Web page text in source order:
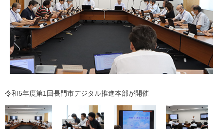
令和5年度第1回長門市デジタル推進本部が開催